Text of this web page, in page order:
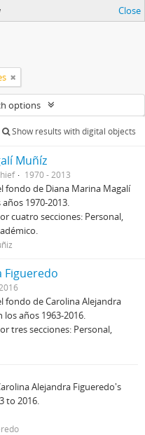
Close
options
Show results with digital objects
Muñíz
1970 - 2013
fondo de Diana Marina Magalí
1970-2013.
cuatro secciones: Personal,
Figueredo
fondo de Carolina Alejandra
años 1963-2016.
tres secciones: Personal,
Alejandra Figueredo's
to 2016.